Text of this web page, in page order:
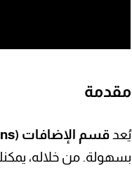
مقدمة
يُعدقسم الإضافات (Plugins)
بسهولة. من خلاله،